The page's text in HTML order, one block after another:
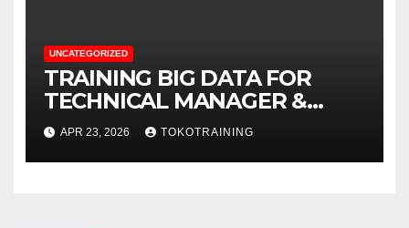
UNCATEGORIZED
TRAINING BIG DATA FOR
TECHNICAL MANAGER &
DECISION MAKERS
APR 23, 2026 TOKOTRAINING